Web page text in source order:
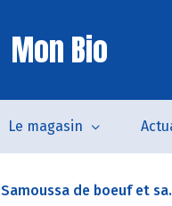
Mon Bio
Le magasin
Samoussa de boeuf et